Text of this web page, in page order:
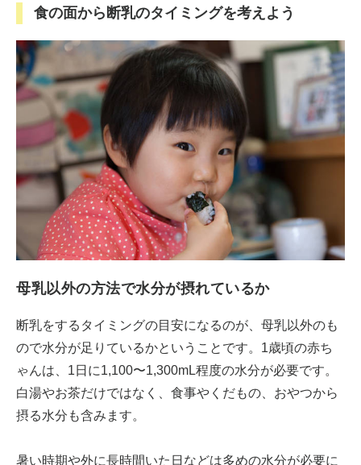
食の面から断乳のタイミングを考えよう
母乳以外の方法で水分が摂れているか
断乳をするタイミングの目安になるのが、母乳以外のも
ので水分が足りているかということです。1歳頃の赤ち
ゃんは、1日に1,100〜1,300mL程度の水分が必要です。
白湯やお茶だけではなく、食事やくだもの、おやつから
摂る水分も含みます。
暑い時期や外に長時間いた日などは多めの水分が必要に